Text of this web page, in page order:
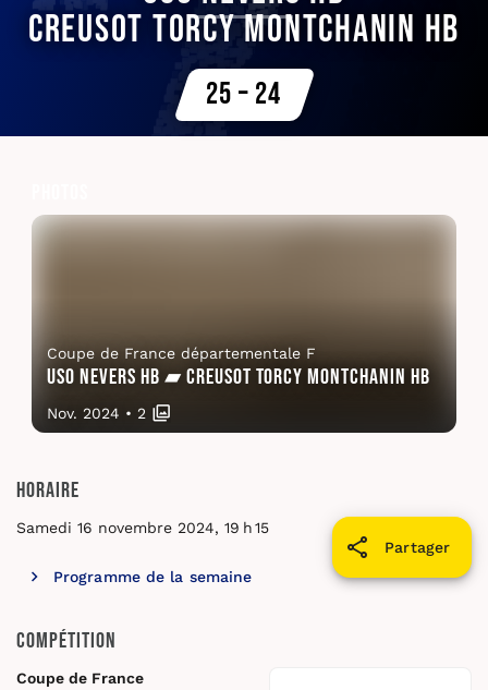
Creusot Torcy Montchanin HB
25 – 24
Coupe de France départementale F
USO Nevers HB ▰ Creusot Torcy Montchanin HB
Nov. 2024 • 2
Horaire
Partager
Samedi 16 novembre 2024, 19 h 15
Programme de la semaine
Compétition
Coupe de France